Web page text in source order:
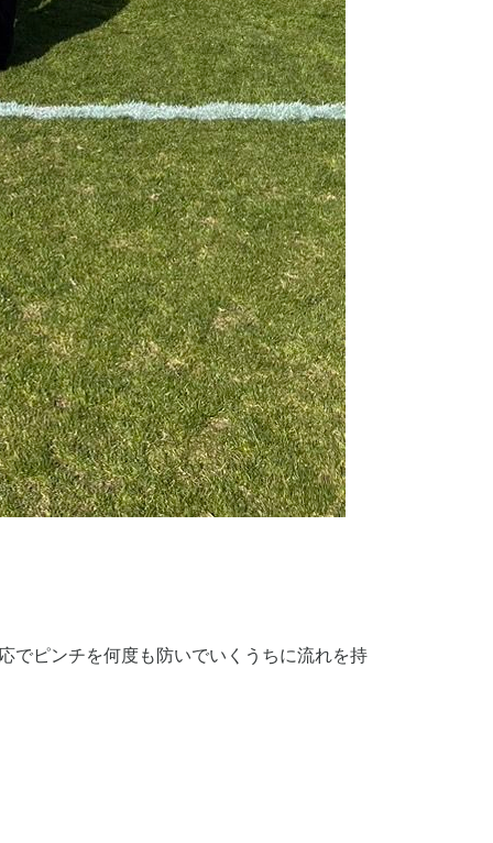
でピンチを何度も防いでいくうちに流れを持